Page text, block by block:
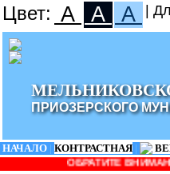
Цвет: A A A |
ПРИОЗЕРСКОГО
НАЧАЛО | КОНТРАСТНАЯ |
ВНИМАНИЕ! изменилось